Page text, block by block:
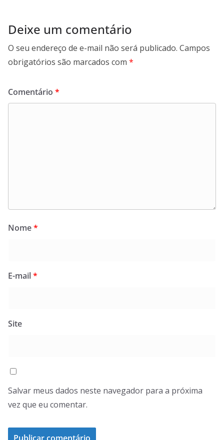
Deixe um comentário
O seu endereço de e-mail não será publicado. Campos
obrigatórios são marcados com *
Comentário *
Nome*
E-mail*
Site
Salvar meus dados neste navegador para a próxima
vez que eu comentar.